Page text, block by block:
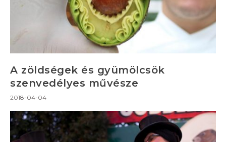
A zöldségek és gyümölcsök
szenvedélyes művésze
2018-04-04